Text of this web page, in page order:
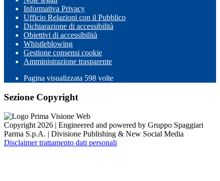
Informativa Privacy
Ufficio Relazioni con il Pubblico
Dichiarazione di accessibilità
Obiettivi di accessibilità
Whistleblowing
Gestione consensi cookie
Amministrazione trasparente
Pagina visualizzata 598 volte
Sezione Copyright
Copyright 2026 | Engineered and powered by Gruppo Spaggiari
Parma S.p.A. | Divisione Publishing & New Social Media
Disclaimer trattamento dati personali